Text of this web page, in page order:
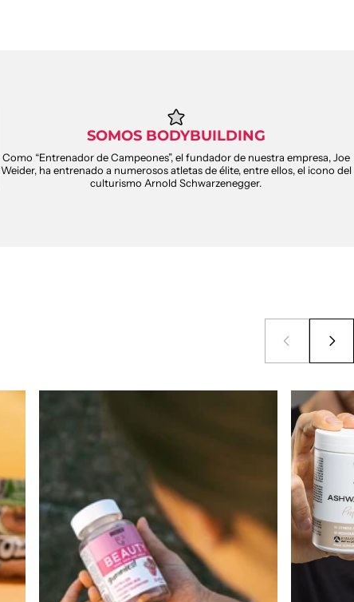
SOMOS BODYBUILDING
Como “Entrenador de Campeones”, el fundador de nuestra empresa, Joe
Weider, ha entrenado a numerosos atletas de élite, entre ellos, el icono del
culturismo Arnold Schwarzenegger.